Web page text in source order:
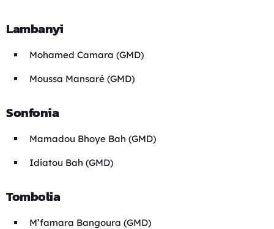
Lambanyi
Mohamed Camara (GMD)
Moussa Mansaré (GMD)
Sonfonia
Mamadou Bhoye Bah (GMD)
Idiatou Bah (GMD)
Tombolia
M’famara Bangoura (GMD)